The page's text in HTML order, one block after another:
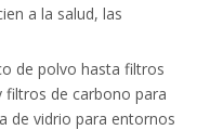
a la salud, las
de polvo hasta filtros
filtros de carbono para
de vidrio para entornos